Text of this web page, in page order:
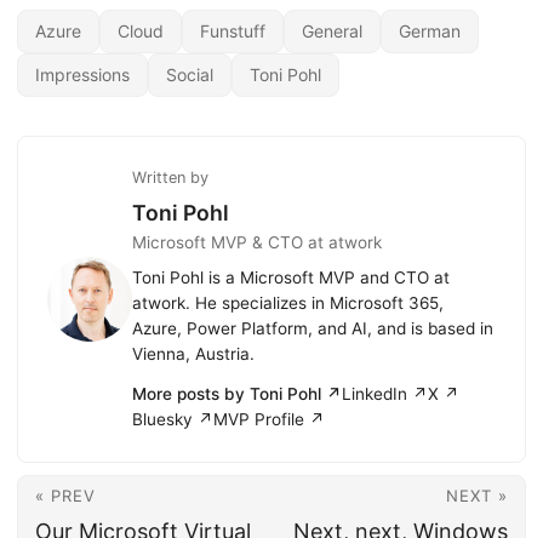
Azure Cloud Funstuff General German
Impressions Social Toni Pohl
Written by
Toni Pohl
Microsoft MVP & CTO at atwork
Toni Pohl is a Microsoft MVP and CTO at
atwork. He specializes in Microsoft 365,
Azure, Power Platform, and AI, and is based in
Vienna, Austria.
More posts by Toni Pohl ↗LinkedIn ↗X ↗
Bluesky ↗ MVP Profile ↗
« PREV
Our Microsoft Virtual
NEXT »
Next, next, Windows